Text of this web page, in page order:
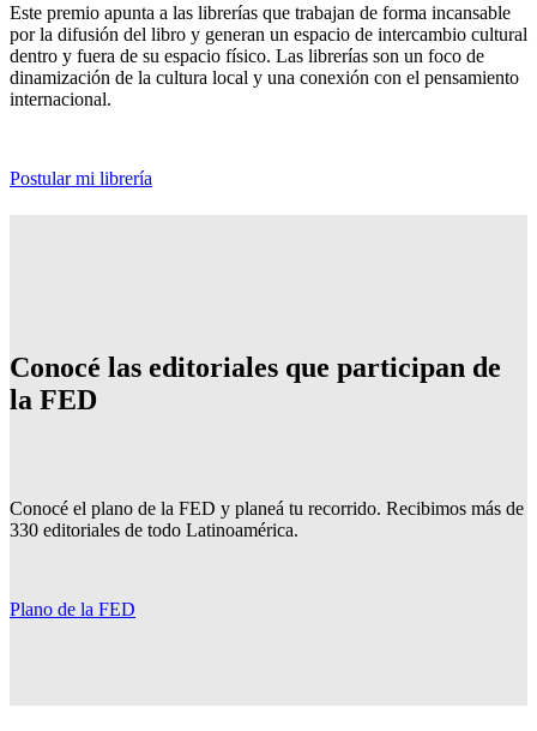
Este premio apunta a las librerías que trabajan de forma incansable
por la difusión del libro y generan un espacio de intercambio cultural
dentro y fuera de su espacio físico. Las librerías son un foco de
dinamización de la cultura local y una conexión con el pensamiento
internacional.
Postular mi librería
Conocé las editoriales que participan de
la FED
Conocé el plano de la FED y planeá tu recorrido. Recibimos más de
330 editoriales de todo Latinoamérica.
Plano de la FED